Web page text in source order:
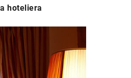
hoteliera